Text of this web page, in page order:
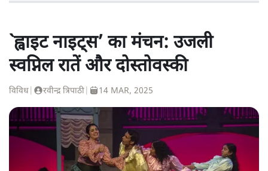
`ह्वाइट नाइट्स’ का मंचन: उजली
स्वप्निल रातें और दोस्तोवस्की
विविध रवीन्द्र त्रिपाठी 14 MAR, 2025